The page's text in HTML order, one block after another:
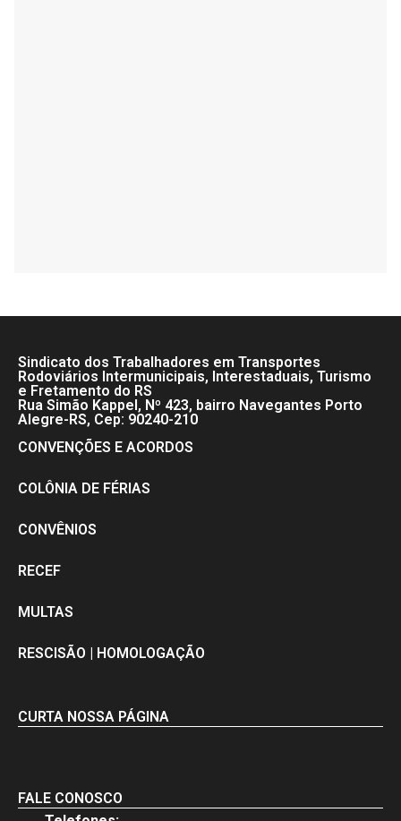
Sindicato dos Trabalhadores em Transportes
Rodoviários Intermunicipais, Interestaduais, Turismo
e Fretamento do RS
Rua Simão Kappel, Nº 423, bairro Navegantes Porto
Alegre-RS, Cep: 90240-210
CONVENÇÕES E ACORDOS
COLÔNIA DE FÉRIAS
CONVÊNIOS
RECEF
MULTAS
RESCISÃO | HOMOLOGAÇÃO
CURTA NOSSA PÁGINA
FALE CONOSCO